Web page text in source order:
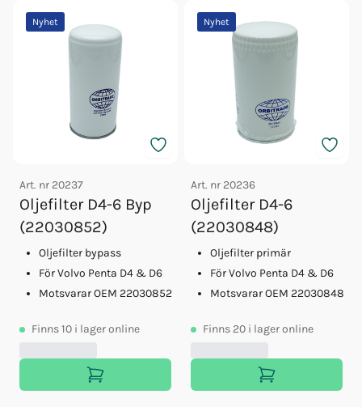
Nyhet
Art. nr 20237
Oljefilter D4-6 Byp
(22030852)
Oljefilter bypass
För Volvo Penta D4 & D6
Motsvarar OEM 22030852
Finns10 i lager online
Nyhet
Art. nr 20236
Oljefilter D4-6
(22030848)
Oljefilter primär
För Volvo Penta D4 & D6
Motsvarar OEM 22030848
Finns 20 i lager online